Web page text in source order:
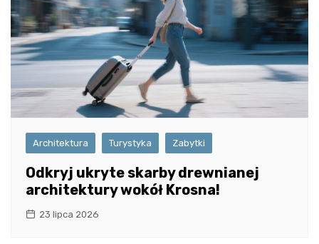
Architektura Turystyka Zabytki
Odkryj ukryte skarby drewnianej
architektury wokół Krosna!
23 lipca 2026